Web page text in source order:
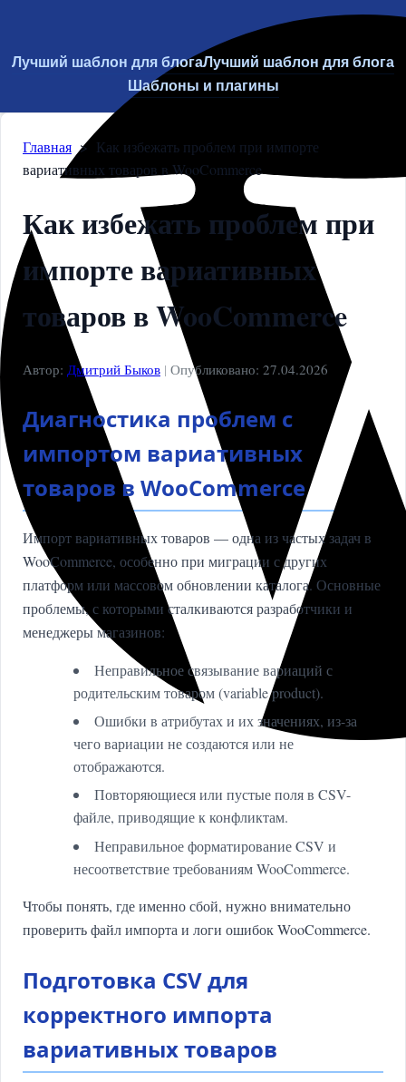
Лучший шаблон для блогаЛучший шаблон для блога
Шаблоны и плагины
Главная > Как избежать проблем при импорте
вариативных товаров в WooCommerce
Как избежать проблем при
импорте вариативных
товаров в WooCommerce
Автор: Дмитрий Быков | Опубликовано: 27.04.2026
Диагностика проблем с
импортом вариативных
товаров в WooCommerce
Импорт вариативных товаров — одна из частых задач в
WooCommerce, особенно при миграции с других
платформ или массовом обновлении каталога. Основные
проблемы, с которыми сталкиваются разработчики и
менеджеры магазинов:
Неправильное связывание вариаций с
родительским товаром (variable product).
Ошибки в атрибутах и их значениях, из-за
чего вариации не создаются или не
отображаются.
Повторяющиеся или пустые поля в CSV-
файле, приводящие к конфликтам.
Неправильное форматирование CSV и
несоответствие требованиям WooCommerce.
Чтобы понять, где именно сбой, нужно внимательно
проверить файл импорта и логи ошибок WooCommerce.
Подготовка CSV для
корректного импорта
вариативных товаров